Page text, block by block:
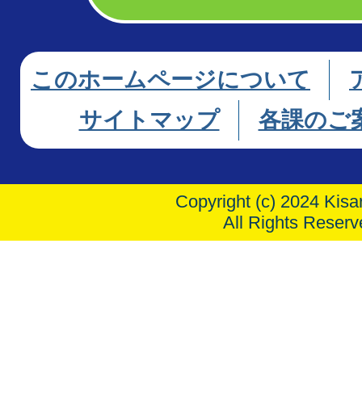
このホームページについて
サイトマップ
各課のご
Copyright (c) 2024
All Rights